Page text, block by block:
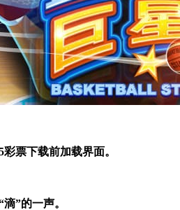
票下载前加载界面。
”的一声。